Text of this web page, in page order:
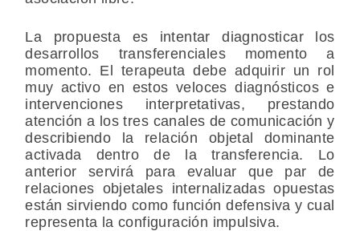
La propuesta es intentar diagnosticar los
desarrollos transferenciales momento a
momento. El terapeuta debe adquirir un rol
muy activo en estos veloces diagnósticos e
intervenciones interpretativas, prestando
atención a los tres canales de comunicación y
describiendo la relación objetal dominante
activada dentro de la transferencia. Lo
anterior servirá para evaluar que par de
relaciones objetales internalizadas opuestas
están sirviendo como función defensiva y cual
representa la configuración impulsiva.